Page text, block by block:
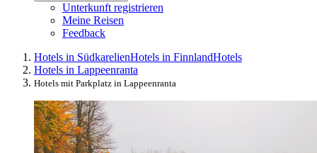
Unterkunft registrieren
Meine Reisen
Feedback
Hotels in SüdkarelienHotels in FinnlandHotels
Hotels in Lappeenranta
Hotels mit Parkplatz in Lappeenranta